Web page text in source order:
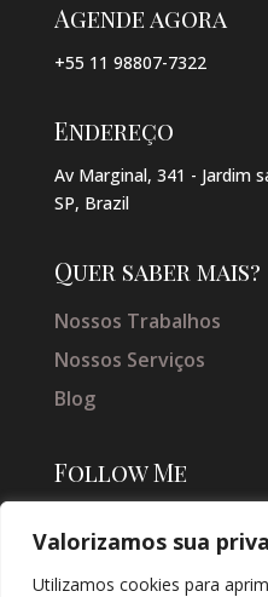
Valorizamos sua
Utilizamos cookies para
Agende agora
+55 11 98807-7322
Endereço
Av Marginal, 341 - Jardim
SP, Brazil
Quer saber mais?
Nossos Trabalhos
Nossos Serviços
Blog
Follow Me